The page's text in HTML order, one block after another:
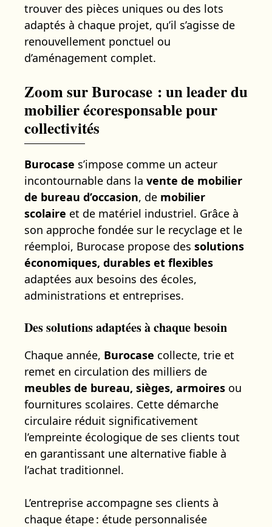
trouver des pièces uniques ou des lots
adaptés à chaque projet, qu’il s’agisse de
renouvellement ponctuel ou
d’aménagement complet.
Zoom sur Burocase : un leader du
mobilier écoresponsable pour
collectivités
Burocase s’impose comme un acteur
incontournable dans la vente de mobilier
de bureau d’occasion, de mobilier
scolaire et de matériel industriel. Grâce à
son approche fondée sur le recyclage et le
réemploi, Burocase propose des solutions
économiques, durables et flexibles
adaptées aux besoins des écoles,
administrations et entreprises.
Des solutions adaptées à chaque besoin
Chaque année, Burocase collecte, trie et
remet en circulation des milliers de
meubles de bureau, sièges, armoires ou
fournitures scolaires. Cette démarche
circulaire réduit significativement
l’empreinte écologique de ses clients tout
en garantissant une alternative fiable à
l’achat traditionnel.
L’entreprise accompagne ses clients à
chaque étape : étude personnalisée